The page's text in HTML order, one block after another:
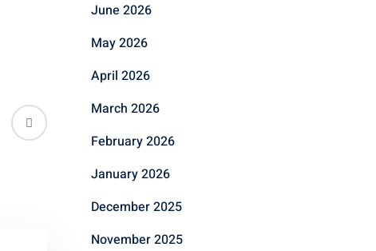
June 2026
May 2026
April 2026
March 2026
February 2026
January 2026
December 2025
November 2025